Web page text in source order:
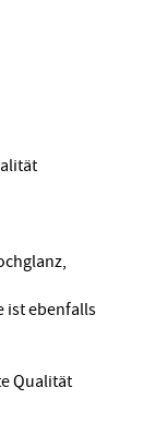
ist ebenfalls
Qualität